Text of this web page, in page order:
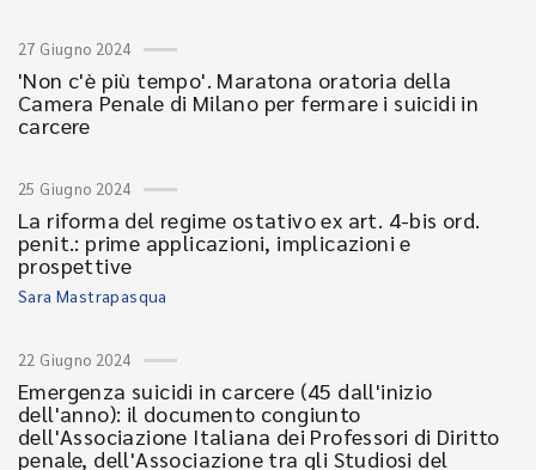
27 Giugno 2024
'Non c'è più tempo'. Maratona oratoria della
Camera Penale di Milano per fermare i suicidi in
carcere
25 Giugno 2024
La riforma del regime ostativo ex art. 4-bis ord.
penit.: prime applicazioni, implicazioni e
prospettive
Sara Mastrapasqua
22 Giugno 2024
Emergenza suicidi in carcere (45 dall'inizio
dell'anno): il documento congiunto
dell'Associazione Italiana dei Professori di Diritto
penale, dell'Associazione tra gli Studiosi del